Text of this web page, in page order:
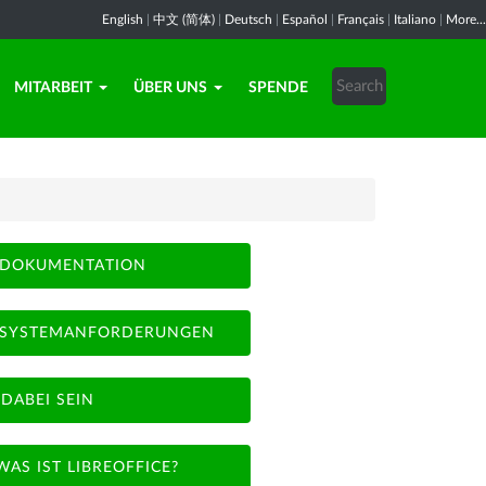
English 中文 (简体) Deutsch Español Français Italiano More...
MITARBEIT ÜBER UNS SPENDE
DOKUMENTATION
SYSTEMANFORDERUNGEN
DABEI SEIN
IST LIBREOFFICE?